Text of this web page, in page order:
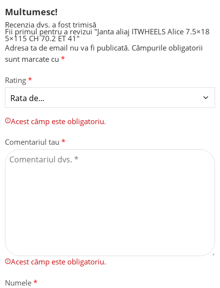
Multumesc!
Recenzia dvs. a fost trimisă
Fii primul pentru a revizui "Janta aliaj ITWHEELS Alice 7.5×18
5×115 CH 70.2 ET 41"
Adresa ta de email nu va fi publicată. Câmpurile obligatorii
sunt marcate cu *
Rating *
Acest câmp este obligatoriu.
Comentariul tau *
Acest câmp este obligatoriu.
Numele *